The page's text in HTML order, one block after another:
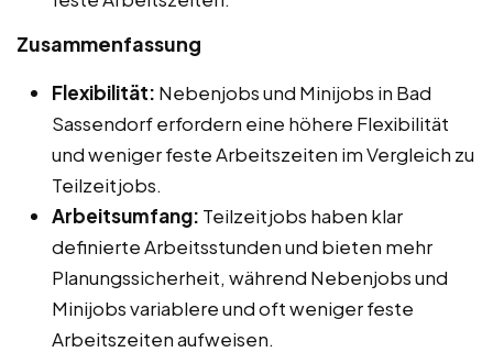
Zusammenfassung
Flexibilität: Nebenjobs und Minijobs in Bad
Sassendorf erfordern eine höhere Flexibilität
und weniger feste Arbeitszeiten im Vergleich zu
Teilzeitjobs.
Arbeitsumfang: Teilzeitjobs haben klar
definierte Arbeitsstunden und bieten mehr
Planungssicherheit, während Nebenjobs und
Minijobs variablere und oft weniger feste
Arbeitszeiten aufweisen.